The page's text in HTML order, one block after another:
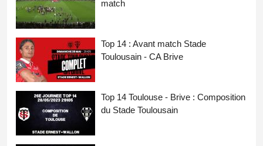
match
Top 14 : Avant match Stade
Toulousain - CA Brive
Top 14 Toulouse - Brive : Composition
du Stade Toulousain